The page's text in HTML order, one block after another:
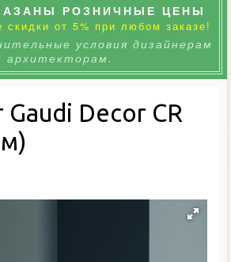
РОЗНИЧНЫЕ ЦЕНЫ
скидки от 5% при любом заказе!
условия дизайнерам
архитекторам.
Decor CR